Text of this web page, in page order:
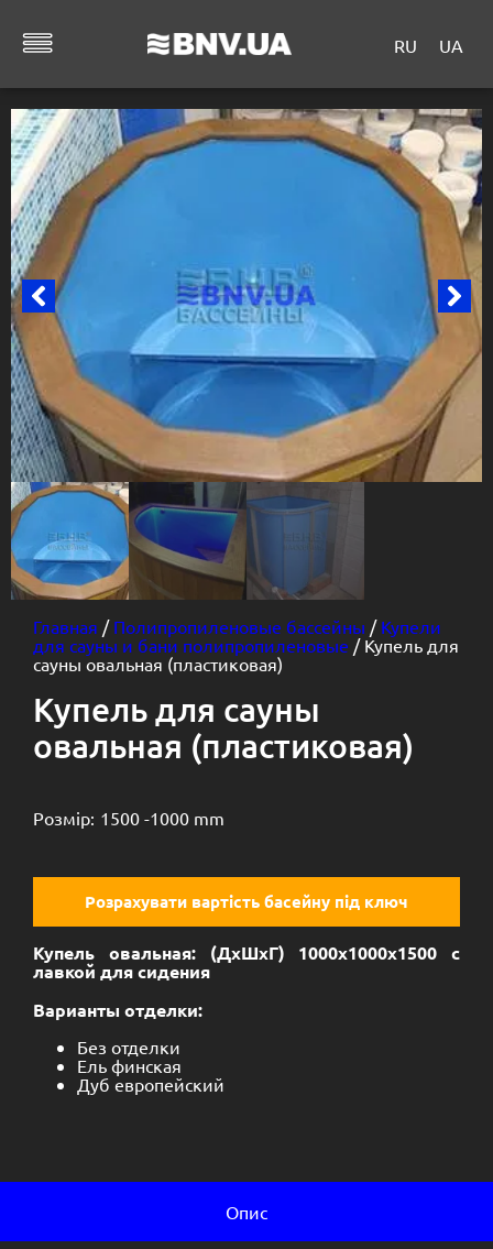
RU UA
Главная / Полипропиленовые бассейны / Купели
для сауны и бани полипропиленовые / Купель для
сауны овальная (пластиковая)
Купель для сауны
овальная (пластиковая)
Розмір: 1500 -1000 mm
Розрахувати вартість басейну під ключ
Купель овальная: (ДхШхГ) 1000х1000х1500 с
лавкой для сидения
Варианты отделки:
Без отделки
Ель финская
Дуб европейский
Опис